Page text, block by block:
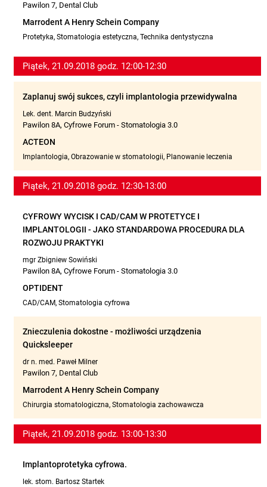
Pawilon 7, Dental Club
Marrodent A Henry Schein Company
Protetyka, Stomatologia estetyczna, Technika dentystyczna
Piątek, 21.09.2018 godz. 12:00-12:30
Zaplanuj swój sukces, czyli implantologia przewidywalna
Lek. dent. Marcin Budzyński
Pawilon 8A, Cyfrowe Forum - Stomatologia 3.0
ACTEON
Implantologia, Obrazowanie w stomatologii, Planowanie leczenia
Piątek, 21.09.2018 godz. 12:30-13:00
CYFROWY WYCISK I CAD/CAM W PROTETYCE I
IMPLANTOLOGII - JAKO STANDARDOWA PROCEDURA DLA
ROZWOJU PRAKTYKI
mgr Zbigniew Sowiński
Pawilon 8A, Cyfrowe Forum - Stomatologia 3.0
OPTIDENT
CAD/CAM, Stomatologia cyfrowa
Znieczulenia dokostne - możliwości urządzenia
Quicksleeper
dr n. med. Paweł Milner
Pawilon 7, Dental Club
Marrodent A Henry Schein Company
Chirurgia stomatologiczna, Stomatologia zachowawcza
Piątek, 21.09.2018 godz. 13:00-13:30
Implantoprotetyka cyfrowa.
lek. stom. Bartosz Startek